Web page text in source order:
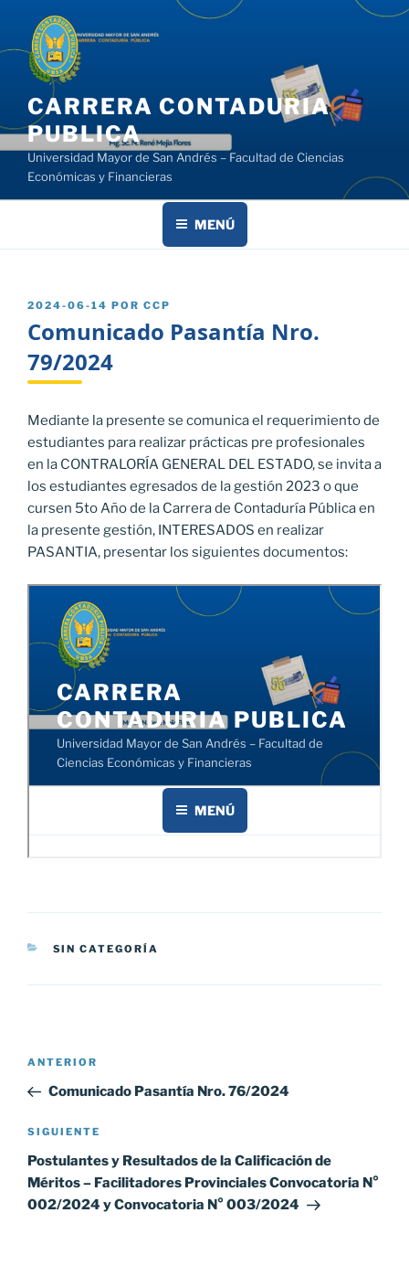
contenido
CARRERA CONTADURIA
PUBLICA
Universidad Mayor de San Andrés – Facultad de Ciencias
Económicas y Financieras
MENÚ
PUBLICADO
2024-06-14 POR CCP
Comunicado Pasantía Nro.
79/2024
Mediante la presente se comunica el requerimiento de
estudiantes para realizar prácticas pre profesionales
en la CONTRALORÍA GENERAL DEL ESTADO, se invita a
los estudiantes egresados de la gestión 2023 o que
cursen 5to Año de la Carrera de Contaduría Pública en
la presente gestión, INTERESADOS en realizar
PASANTIA, presentar los siguientes documentos:
CATEGORÍAS
SIN CATEGORÍA
Navegación
entradas
Entrada
anterior:
ANTERIOR
Comunicado Pasantía Nro. 76/2024
Siguiente
entrada
SIGUIENTE
Postulantes y Resultados de la Calificación de
Méritos – Facilitadores Provinciales Convocatoria N°
002/2024 y Convocatoria N° 003/2024